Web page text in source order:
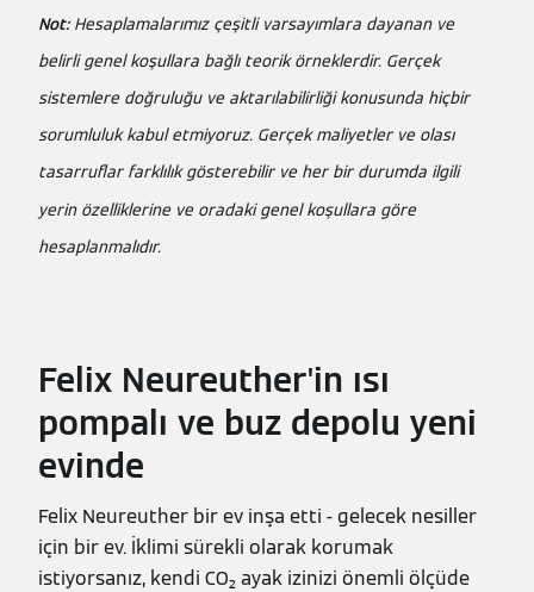
Not:Hesaplamalarımız çeşitli varsayımlara dayanan ve
belirli genel koşullara bağlı teorik örneklerdir. Gerçek
sistemlere doğruluğu ve aktarılabilirliği konusunda hiçbir
sorumluluk kabul etmiyoruz. Gerçek maliyetler ve olası
tasarruflar farklılık gösterebilir ve her bir durumda ilgili
yerin özelliklerine ve oradaki genel koşullara göre
hesaplanmalıdır.
Felix Neureuther'in ısı
pompalı ve buz depolu yeni
evinde
Felix Neureuther bir ev inşa etti - gelecek nesiller
için bir ev. İklimi sürekli olarak korumak
istiyorsanız, kendi CO₂ ayak izinizi önemli ölçüde